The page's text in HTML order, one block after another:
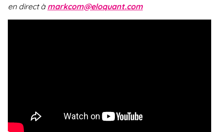
en direct à markcom@eloquant.com